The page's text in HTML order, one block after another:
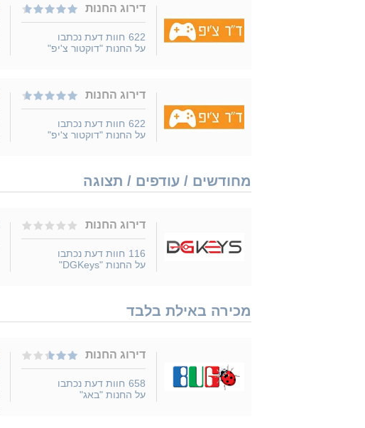
דירוג החנות
622 חוות דעת נכתבו
על החנות "דוקטור צ'יפ"
דירוג החנות
622 חוות דעת נכתבו
על החנות "דוקטור צ'יפ"
מחודשים / עודפים / תצוגה
דירוג החנות
116 חוות דעת נכתבו
על החנות "DGKeys"
מכירה באילת בלבד
דירוג החנות
658 חוות דעת נכתבו
על החנות "באג"